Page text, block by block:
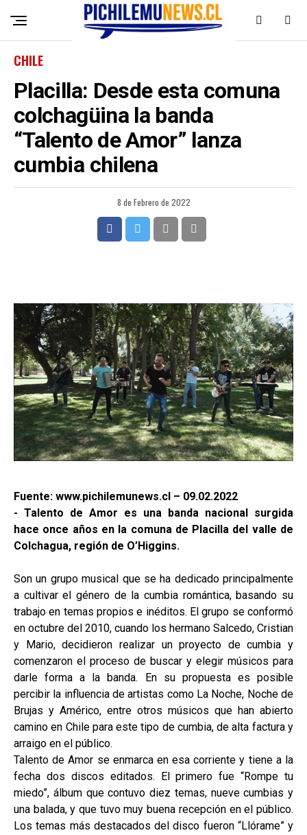
CHILE
Placilla: Desde esta comuna
colchagüina la banda
“Talento de Amor” lanza
cumbia chilena
8 de Febrero de 2022
Fuente: www.pichilemunews.cl – 09.02.2022
- Talento de Amor es una banda nacional surgida
hace once años en la comuna de Placilla del valle de
Colchagua, región de O’Higgins.
Son un grupo musical que se ha dedicado principalmente
a cultivar el género de la cumbia romántica, basando su
trabajo en temas propios e inéditos. El grupo se conformó
en octubre del 2010, cuando los hermano Salcedo, Cristian
y Mario, decidieron realizar un proyecto de cumbia y
comenzaron el proceso de buscar y elegir músicos para
darle forma a la banda. En su propuesta es posible
percibir la influencia de artistas como La Noche, Noche de
Brujas y Américo, entre otros músicos que han abierto
camino en Chile para este tipo de cumbia, de alta factura y
arraigo en el público.
Talento de Amor se enmarca en esa corriente y tiene a la
fecha dos discos editados. El primero fue “Rompe tu
miedo”, álbum que contuvo diez temas, nueve cumbias y
una balada, y que tuvo muy buena recepción en el público.
Los temas más destacados del disco fueron “Llórame” y